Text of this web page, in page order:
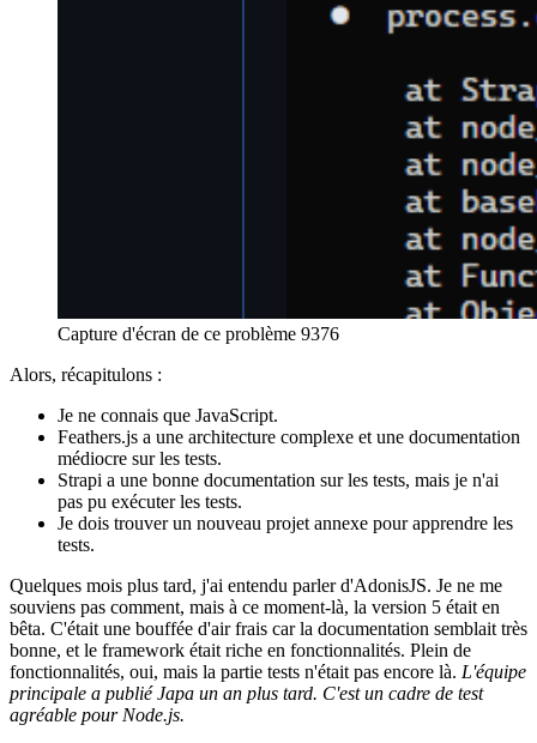
Capture d'écran de ce problème 9376
Alors, récapitulons :
Je ne connais que JavaScript.
Feathers.js a une architecture complexe et une documentation
médiocre sur les tests.
Strapi a une bonne documentation sur les tests, mais je n'ai
pas pu exécuter les tests.
Je dois trouver un nouveau projet annexe pour apprendre les
tests.
Quelques mois plus tard, j'ai entendu parler d'AdonisJS. Je ne me
souviens pas comment, mais à ce moment-là, la version 5 était en
bêta. C'était une bouffée d'air frais car la documentation semblait très
bonne, et le framework était riche en fonctionnalités. Plein de
fonctionnalités, oui, mais la partie tests n'était pas encore là. L'équipe
principale a publié Japa un an plus tard. C'est un cadre de test
agréable pour Node.js.